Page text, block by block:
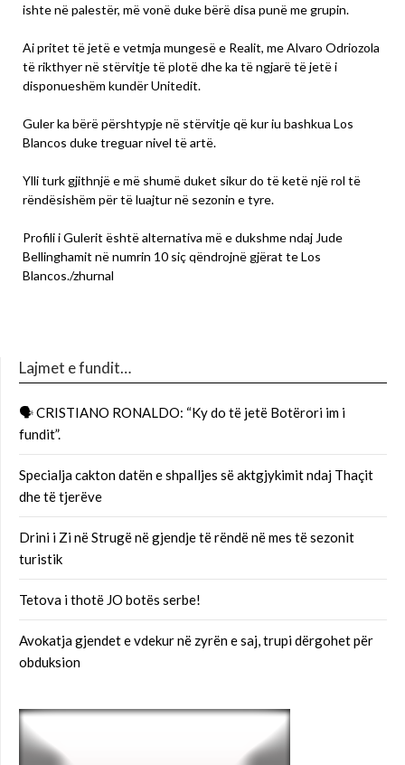
ishte në palestër, më vonë duke bërë disa punë me grupin.
Ai pritet të jetë e vetmja mungesë e Realit, me Alvaro Odriozola
të rikthyer në stërvitje të plotë dhe ka të ngjarë të jetë i
disponueshëm kundër Unitedit.
Guler ka bërë përshtypje në stërvitje që kur iu bashkua Los
Blancos duke treguar nivel të artë.
Ylli turk gjithnjë e më shumë duket sikur do të ketë një rol të
rëndësishëm për të luajtur në sezonin e tyre.
Profili i Gulerit është alternativa më e dukshme ndaj Jude
Bellinghamit në numrin 10 siç qëndrojnë gjërat te Los
Blancos./zhurnal
Lajmet e fundit…
🗣 CRISTIANO RONALDO: “Ky do të jetë Botërori im i
fundit”.
Specialja cakton datën e shpalljes së aktgjykimit ndaj Thaçit
dhe të tjerëve
Drini i Zi në Strugë në gjendje të rëndë në mes të sezonit
turistik
Tetova i thotë JO botës serbe!
Avokatja gjendet e vdekur në zyrën e saj, trupi dërgohet për
obduksion